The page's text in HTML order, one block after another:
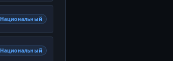
Национальный
Национальный